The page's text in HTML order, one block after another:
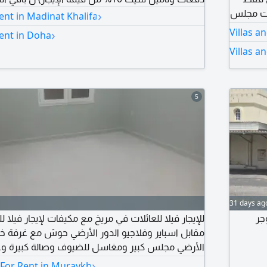
in Madinat Khalifa›
in Doha›
مجلس
مطبخ
ألما
Villas
Villas
5
للإيجار فيلا للعائلات في مريخ مع مكيفات لإيجار فيلا
مقابل اسباير وفلاجيو الدور الأرضي حوش مع غرفة
الأرضي مجلس كبير ومغاسل للضيوف وصالة كبيرة
31 days
مساحة 743م مؤجر